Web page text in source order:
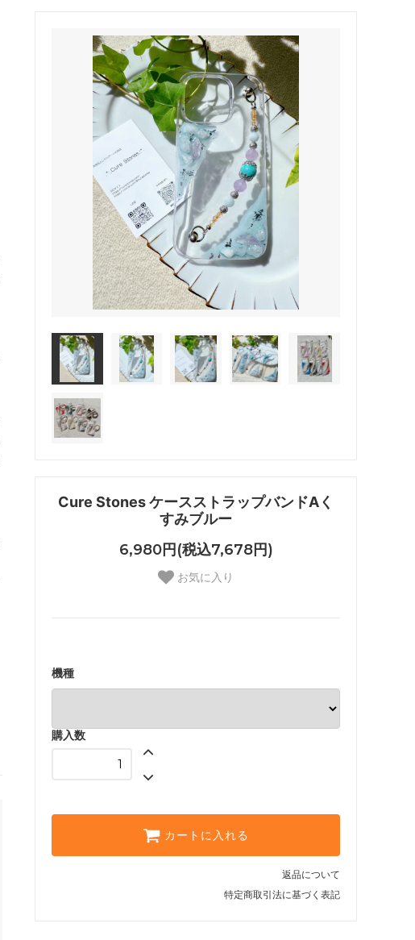
Cure Stones ケースストラップバンドAく
すみブルー
6,980円(税込7,678円)
お気に入り
機種
購入数
カートに入れる
返品について
特定商取引法に基づく表記